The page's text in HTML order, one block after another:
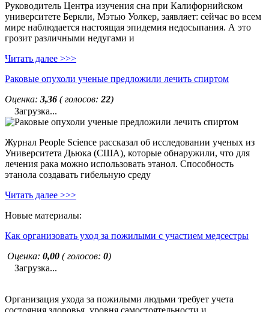
Руководитель Центра изучения сна при Калифорнийском
университете Беркли, Мэтью Уолкер, заявляет: сейчас во всем
мире наблюдается настоящая эпидемия недосыпания. А это
грозит различными недугами и
Читать далее >>>
Раковые опухоли ученые предложили лечить спиртом
Оценка: 3,36 ( голосов: 22)
Загрузка...
Журнал People Science рассказал об исследовании ученых из
Университета Дьюка (США), которые обнаружили, что для
лечения рака можно использовать этанол. Способность
этанола создавать гибельную среду
Читать далее >>>
Новые материалы:
Как организовать уход за пожилыми с участием медсестры
Оценка: 0,00 ( голосов: 0)
Загрузка...
Организация ухода за пожилыми людьми требует учета
состояния здоровья, уровня самостоятельности и